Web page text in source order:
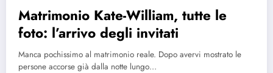
Matrimonio Kate-William, tutte le
foto: l’arrivo degli invitati
Manca pochissimo al matrimonio reale. Dopo avervi mostrato le
persone accorse già dalla notte lungo…